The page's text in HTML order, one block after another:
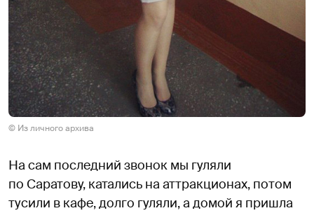
© Из личного архива
На сам последний звонок мы гуляли
по Саратову, катались на аттракционах, потом
тусили в кафе, долго гуляли, а домой я пришла